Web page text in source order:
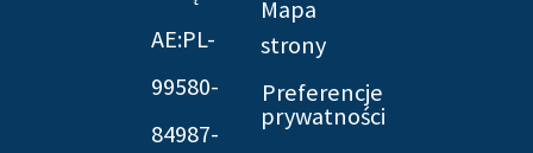
AE:PL-
99580-
84987-
Mapa
strony
Preferencje
prywatności